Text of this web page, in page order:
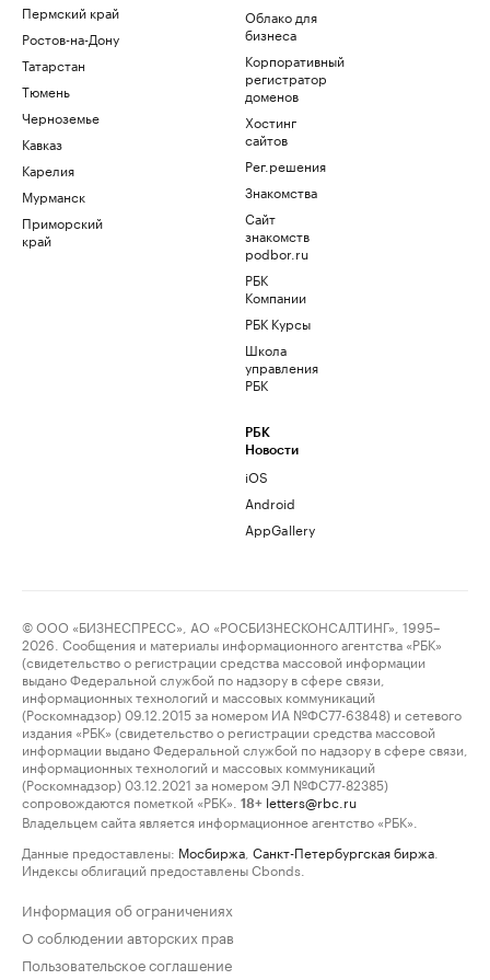
Пермский край
Ростов-на-Дону
Татарстан
Тюмень
Черноземье
Кавказ
Карелия
Мурманск
Приморский
край
Облако для
бизнеса
Корпоративный
регистратор
доменов
Хостинг
сайтов
Рег.решения
Знакомства
Сайт
знакомств
podbor.ru
РБК
Компании
РБК Курсы
Школа
управления
РБК
РБК
Новости
iOS
Android
AppGallery
© ООО «БИЗНЕСПРЕСС», АО «РОСБИЗНЕСКОНСАЛТИНГ», 1995–
2026. Сообщения и материалы информационного агентства «РБК»
(свидетельство о регистрации средства массовой информации
выдано Федеральной службой по надзору в сфере связи,
информационных технологий и массовых коммуникаций
(Роскомнадзор) 09.12.2015 за номером ИА №ФС77-63848) и сетевого
издания «РБК» (свидетельство о регистрации средства массовой
информации выдано Федеральной службой по надзору в сфере связи,
информационных технологий и массовых коммуникаций
(Роскомнадзор) 03.12.2021 за номером ЭЛ №ФС77-82385)
сопровождаются пометкой «РБК».
18+ letters@rbc.ru
Владельцем сайта является информационное агентство «РБК».
Данные предоставлены: Мосбиржа Санкт-Петербургская биржа
Индексы облигаций предоставлены Cbonds.
Информация об ограничениях
О соблюдении авторских прав
Пользовательское соглашение